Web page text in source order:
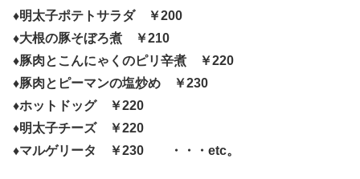
♦明太子ポテトサラダ ￥200
♦大根の豚そぼろ煮 ￥210
♦豚肉とこんにゃくのピリ辛煮 ￥220
♦豚肉とピーマンの塩炒め ￥230
♦ホットドッグ ￥220
♦明太子チーズ ￥220
♦マルゲリータ ￥230 ・・・etc。